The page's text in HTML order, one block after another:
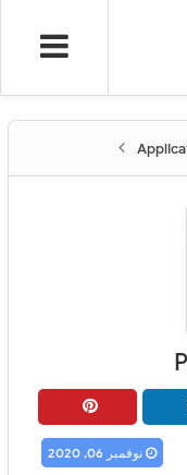
نوفمبر 06, 2020